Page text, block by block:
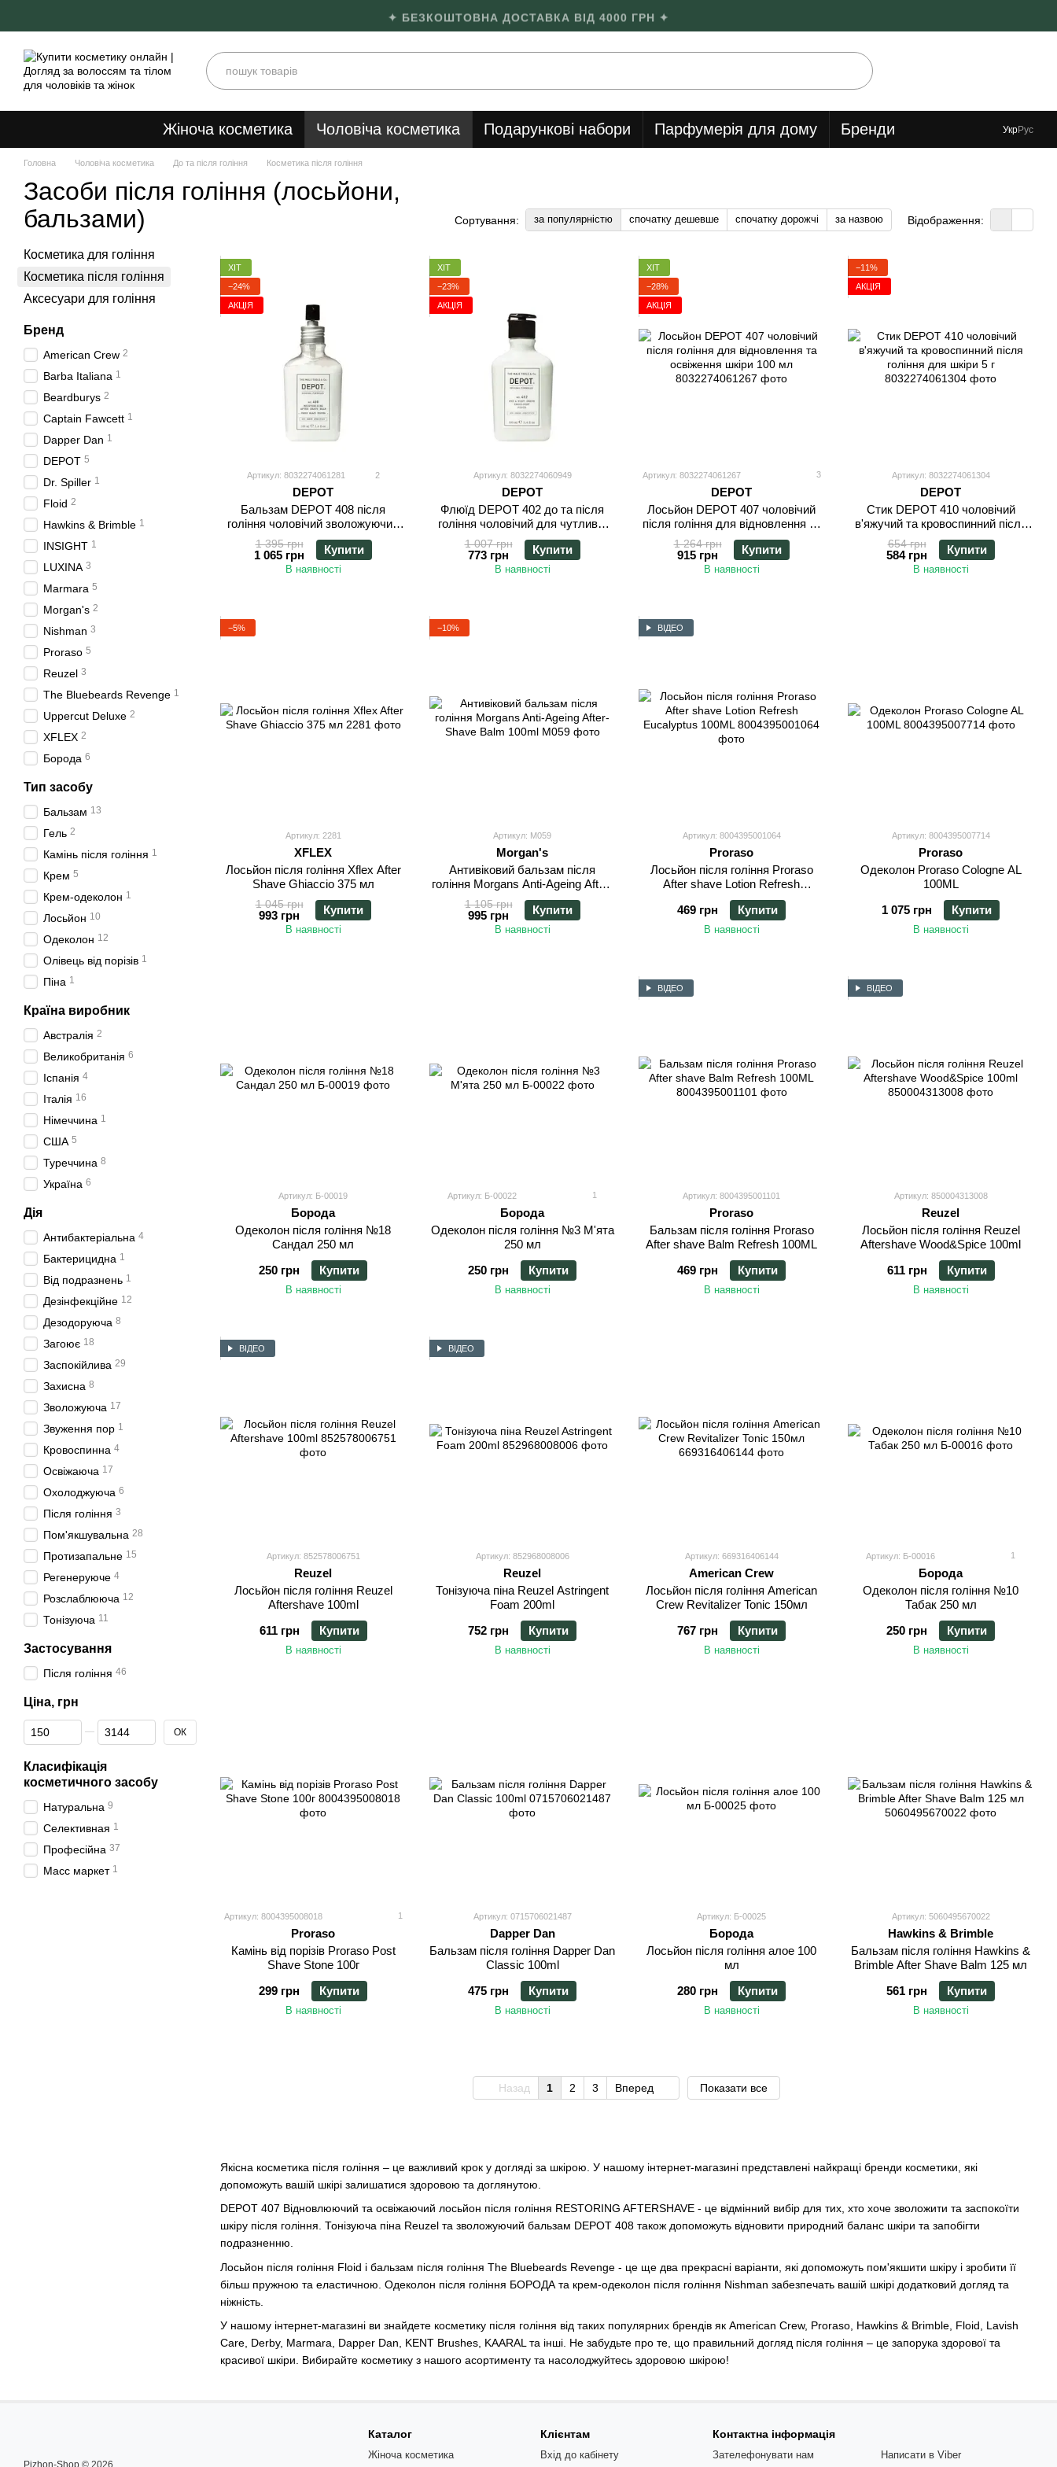
✦ БЕЗКОШТОВНА ДОСТАВКА ВІД 4000 ГРН ✦
Жіноча косметика Чоловіча косметика Подарункові набори Парфумерія для дому Бренди УкрРус
Головна Чоловіча косметика До та після гоління Косметика після гоління
Засоби після гоління (лосьйони,
бальзами)
Сортування: за популярністю спочатку дешевше спочатку дорожчі за назвою Відображення:
Якісна косметика після гоління – це важливий крок у догляді за шкірою. У нашому інтернет-магазині представлені найкращі бренди косметики, які
допоможуть вашій шкірі залишатися здоровою та доглянутою.
DEPOT 407 Відновлюючий та освіжаючий лосьйон після гоління RESTORING AFTERSHAVE - це відмінний вибір для тих, хто хоче зволожити та заспокоїти
шкіру після гоління. Тонізуюча піна Reuzel та зволожуючий бальзам DEPOT 408 також допоможуть відновити природний баланс шкіри та запобігти
подразненню.
Лосьйон після гоління Floid і бальзам після гоління The Bluebeards Revenge - це ще два прекрасні варіанти, які допоможуть пом'якшити шкіру і зробити її
більш пружною та еластичною. Одеколон після гоління БОРОДА та крем-одеколон після гоління Nishman забезпечать вашій шкірі додатковий догляд та
ніжність.
У нашому інтернет-магазині ви знайдете косметику після гоління від таких популярних брендів як American Crew, Proraso, Hawkins & Brimble, Floid, Lavish
Care, Derby, Marmara, Dapper Dan, KENT Brushes, KAARAL та інші. Не забудьте про те, що правильний догляд після гоління – це запорука здорової та
красивої шкіри. Вибирайте косметику з нашого асортименту та насолоджуйтесь здоровою шкірою!
ХІТ
−24%
АКЦІЯ
Артикул: 8032274061281 2
DEPOT
Бальзам DEPOT 408 після
гоління чоловічий зволожуючий
та заспокійливий 100 мл
1 395 грн
1 065 грн Купити
В наявності
ХІТ
−23%
АКЦІЯ
Артикул: 8032274060949
DEPOT
Флюїд DEPOT 402 до та після
гоління чоловічий для чутливої
шкіри 100 мл
1 007 грн
773 грн Купити
В наявності
ХІТ
−28%
АКЦІЯ
Артикул: 8032274061267 3
DEPOT
Лосьйон DEPOT 407 чоловічий
після гоління для відновлення та
освіження шкіри 100 мл
1 264 грн
915 грн Купити
В наявності
−11%
АКЦІЯ
Артикул: 8032274061304
DEPOT
Стик DEPOT 410 чоловічий
в'яжучий та кровоспинний після
гоління для шкіри 5 г
654 грн
584 грн Купити
В наявності
−5%
Артикул: 2281
XFLEX
Лосьйон після гоління Xflex After
Shave Ghiaccio 375 мл
1 045 грн
993 грн Купити
В наявності
−10%
Артикул: M059
Morgan's
Антивіковий бальзам після
гоління Morgans Anti-Ageing After-
Shave Balm 100ml
1 105 грн
995 грн Купити
В наявності
ВІДЕО
Артикул: 8004395001064
Proraso
Лосьйон після гоління Proraso
After shave Lotion Refresh
Eucalyptus 100ML
469 грн
Купити
В наявності
Артикул: 8004395007714
Proraso
Одеколон Proraso Cologne AL
100ML
1 075 грн
Купити
В наявності
Артикул: Б-00019
Борода
Одеколон після гоління №18
Сандал 250 мл
250 грн
Купити
В наявності
Артикул: Б-00022 1
Борода
Одеколон після гоління №3 М'ята
250 мл
250 грн
Купити
В наявності
ВІДЕО
Артикул: 8004395001101
Proraso
Бальзам після гоління Proraso
After shave Balm Refresh 100ML
469 грн
Купити
В наявності
ВІДЕО
Артикул: 850004313008
Reuzel
Лосьйон після гоління Reuzel
Aftershave Wood&Spice 100ml
611 грн
Купити
В наявності
ВІДЕО
Артикул: 852578006751
Reuzel
Лосьйон після гоління Reuzel
Aftershave 100ml
611 грн
Купити
В наявності
ВІДЕО
Артикул: 852968008006
Reuzel
Тонізуюча піна Reuzel Astringent
Foam 200ml
752 грн
Купити
В наявності
Артикул: 669316406144
American Crew
Лосьйон після гоління American
Crew Revitalizer Tonic 150мл
767 грн
Купити
В наявності
Артикул: Б-00016 1
Борода
Одеколон після гоління №10
Табак 250 мл
250 грн
Купити
В наявності
Артикул: 8004395008018 1
Proraso
Камінь від порізів Proraso Post
Shave Stone 100г
299 грн
Купити
В наявності
Артикул: 0715706021487
Dapper Dan
Бальзам після гоління Dapper Dan
Classic 100ml
475 грн
Купити
В наявності
Артикул: Б-00025
Борода
Лосьйон після гоління алое 100
мл
280 грн
Купити
В наявності
Артикул: 5060495670022
Hawkins & Brimble
Бальзам після гоління Hawkins &
Brimble After Shave Balm 125 мл
561 грн
Купити
В наявності
Назад 1 2 3 Вперед Показати все
Косметика для гоління
Косметика після гоління
Аксесуари для гоління
Бренд
American Crew 2
Barba Italiana 1
Beardburys 2
Captain Fawcett 1
Dapper Dan 1
DEPOT 5
Dr. Spiller 1
Floid 2
Hawkins & Brimble 1
INSIGHT 1
LUXINA 3
Marmara 5
Morgan's 2
Nishman 3
Proraso 5
Reuzel 3
The Bluebeards Revenge 1
Uppercut Deluxe 2
XFLEX 2
Борода 6
Тип засобу
Бальзам 13
Гель 2
Камінь після гоління 1
Крем 5
Крем-одеколон 1
Лосьйон 10
Одеколон 12
Олівець від порізів 1
Піна 1
Країна виробник
Австралія 2
Великобританія 6
Іспанія 4
Італія 16
Німеччина 1
США 5
Туреччина 8
Україна 6
Дія
Антибактеріальна 4
Бактерицидна 1
Від подразнень 1
Дезінфекційне 12
Дезодоруюча 8
Загоює 18
Заспокійлива 29
Захисна 8
Зволожуюча 17
Звуження пор 1
Кровоспинна 4
Освіжаюча 17
Охолоджуюча 6
Після гоління 3
Пом'якшувальна 28
Протизапальне 15
Регенеруюче 4
Розслаблююча 12
Тонізуюча 11
Застосування
Після гоління 46
Ціна, грн
Від Ціна, грн
До Ціна, грн ОК
Класифікація
косметичного засобу
Натуральна 9
Селективная 1
Професійна 37
Масс маркет 1
Каталог
Жіноча косметика
Клієнтам
Вхід до кабінету
Контактна інформація
Зателефонувати нам Написати в Viber